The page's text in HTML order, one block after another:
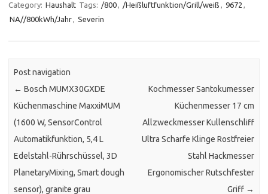
Category: Haushalt Tags: /800, /Heißluftfunktion/Grill/weiß , 9672 ,
NA//800kWh/Jahr, Severin
Post navigation
← Bosch MUMX30GXDE
Küchenmaschine MaxxiMUM
(1600 W, SensorControl
Automatikfunktion, 5,4 L
Edelstahl-Rührschüssel, 3D
PlanetaryMixing, Smart dough
sensor), granite grau
Kochmesser Santokumesser
Küchenmesser 17 cm
Allzweckmesser Kullenschliff
Ultra Scharfe Klinge Rostfreier
Stahl Hackmesser
Ergonomischer Rutschfester
Griff →